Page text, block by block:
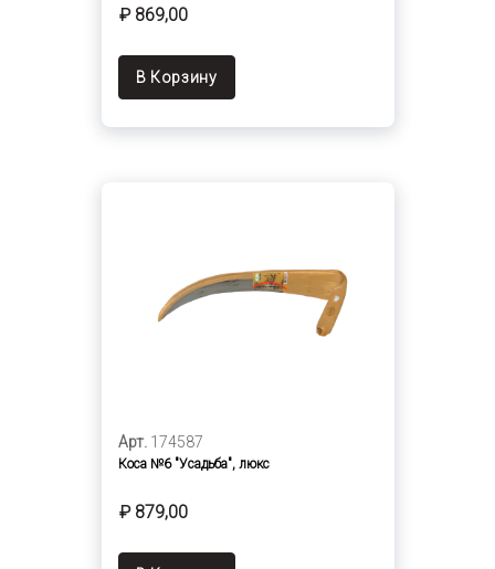
₽ 869,00
В Корзину
Арт. 174587
Коса №6 "Усадьба", люкс
₽ 879,00